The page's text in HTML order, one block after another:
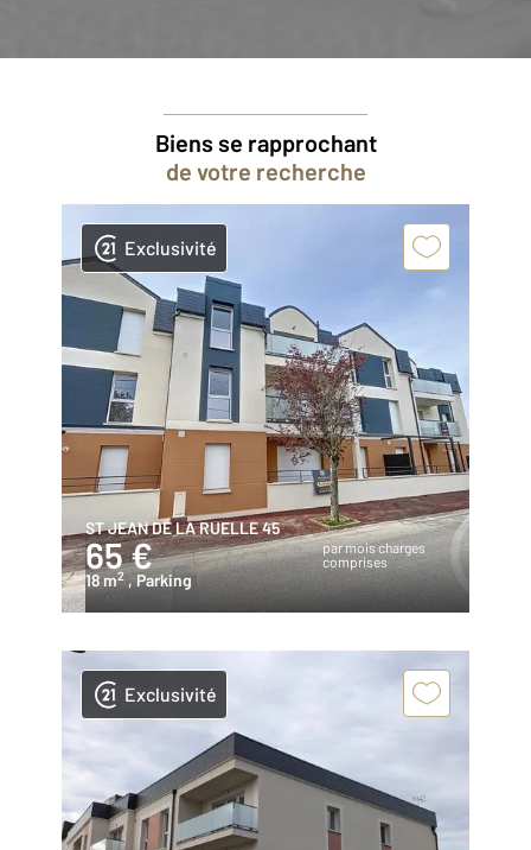
Biens se rapprochant
de votre recherche
Exclusivité
ST JEAN DE LA RUELLE 45
65 €
par mois charges
comprises
18 m2 , Parking
Exclusivité